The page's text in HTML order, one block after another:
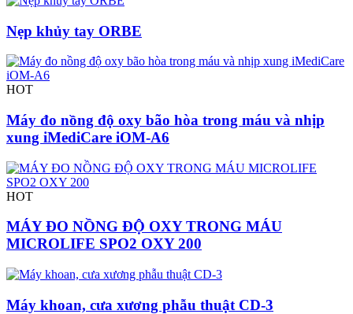
Nẹp khủy tay ORBE
HOT
Máy đo nồng độ oxy bão hòa trong máu và nhịp
xung iMediCare iOM-A6
HOT
MÁY ĐO NỒNG ĐỘ OXY TRONG MÁU
MICROLIFE SPO2 OXY 200
Máy khoan, cưa xương phẫu thuật CD-3